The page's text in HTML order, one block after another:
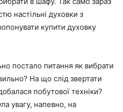
настільні духовки з
купити духовку
постало питання як вибрати
На що слід звертати
побутової техніки?
увагу, напевно, на